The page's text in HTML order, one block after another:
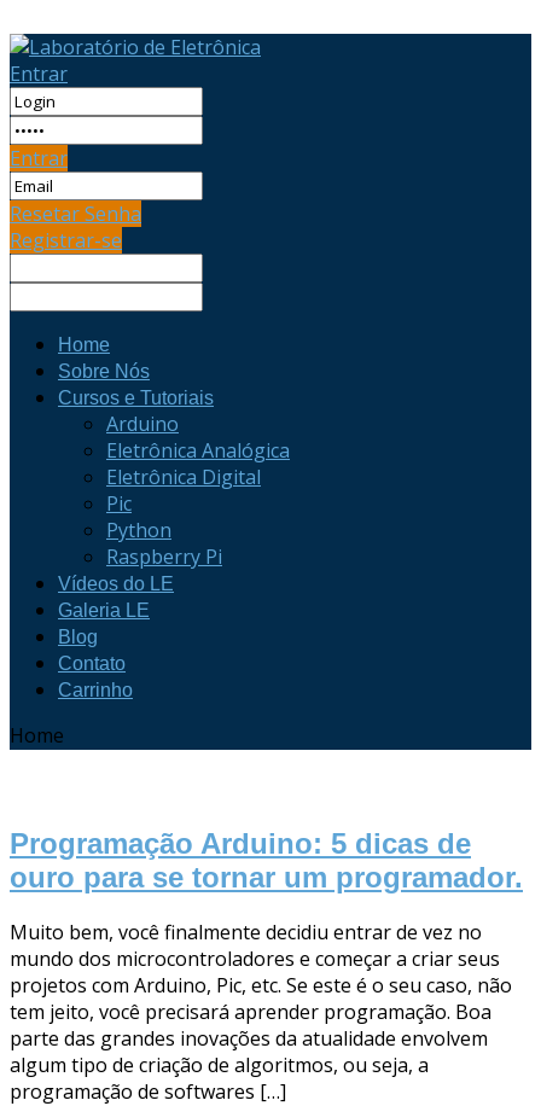
Entrar
Entrar
Resetar Senha
Registrar-se
Home
Sobre Nós
Cursos e Tutoriais
Arduino
Eletrônica Analógica
Eletrônica Digital
Pic
Python
Raspberry Pi
Vídeos do LE
Galeria LE
Blog
Contato
Carrinho
Home
Programação Arduino: 5 dicas de
ouro para se tornar um programador.
Muito bem, você finalmente decidiu entrar de vez no
mundo dos microcontroladores e começar a criar seus
projetos com Arduino, Pic, etc. Se este é o seu caso, não
tem jeito, você precisará aprender programação. Boa
parte das grandes inovações da atualidade envolvem
algum tipo de criação de algoritmos, ou seja, a
programação de softwares […]